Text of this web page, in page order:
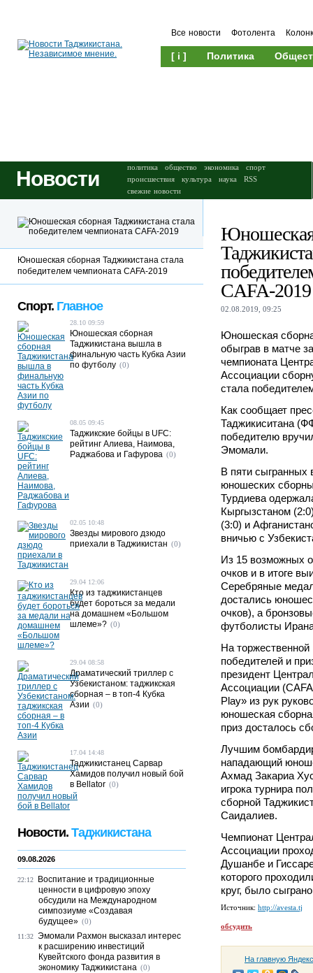
Все новости Фотолента
[ i ] Политика
Новости политика общество экономика
спорт
происшествия
культура наука
RSS
свежие новости
CAFA-2019
02.08.2019, 09:25
Юношеская
обыграв в матче
чемпионата
Ассоциации
стала
Как сообщает
Таджикиситана
победителю
Эмомали.
В пяти сыгранных
юношеских
Турдиева
Кыргызстаном
(3:0) и
вничью с
Из 15 возможных
очков и в итоге
Серебряные
достались
очков), а
футболисты
На
победителей и
президент
Ассоциации
Play» из рук
юношеская
приз досталось
Лучшим
нападающий
Ахмад Закариа
игрока турнира
сборной
Саидалиев.
Чемпионат
Ассоциации
Душанбе и
которого
круг, было
Источник: http://avesta.tj
обсудить
На главную
Юношеская сборная Таджикистана стала
победителем чемпионата CAFA-2019
Спорт. Главное
28.10 09:59
Юношеская сборная
Таджикистана вышла в
финальную часть Кубка Азии
по футболу (0)
08.05 09:45
Таджикские бойцы в UFC:
рейтинг Алиева, Наимова,
Раджабова и Гафурова (0)
02.05 10:48
Звезды мирового дзюдо
приехали в Таджикистан (0)
29.04 12:06
Кто из таджикистанцев
будет бороться за медали
на домашнем «Большом
шлеме»? (0)
29.04 08:58
Драматический триллер с
Узбекистаном: таджикская
сборная – в топ-4 Кубка
Азии (0)
17.04 14:48
Таджикистанец Сарвар
Хамидов получил новый бой
в Bellator (0)
Новости. Таджикистана
09.08.2026
22:12
Воспитание и традиционные
ценности в цифровую эпоху
обсудили на Международном
симпозиуме «Создавая
будущее» (0)
11:32 Эмомали Рахмон высказал интерес
к расширению инвестиций
Кувейтского фонда развития в
экономику Таджикистана (0)